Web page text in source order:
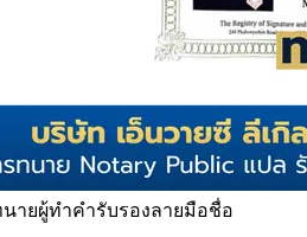
ายผู้ทำคำรับรองลายมือชื่อ